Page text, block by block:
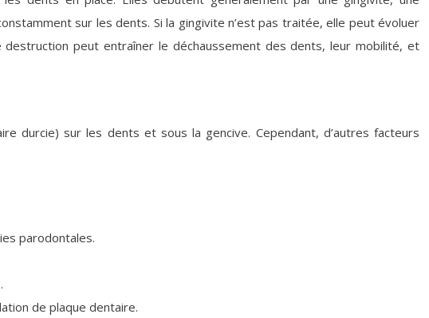
sur les dents. Si la gingivite n’est pas traitée, elle peut évoluer
peut entraîner le déchaussement des dents, leur mobilité, et
durcie) sur les dents et sous la gencive. Cependant, d’autres facteurs
parodontales.
de plaque dentaire.